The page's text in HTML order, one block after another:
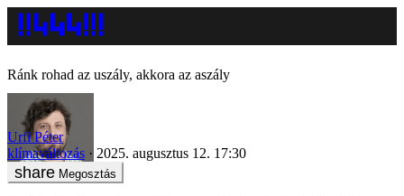
Ránk rohad az uszály, akkora az aszály
Urfi Péter
klímaváltozás
2025. augusztus 12. 17:30
Megosztás